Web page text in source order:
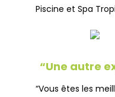
Piscine et Spa
“Une autre
“Vous êtes les